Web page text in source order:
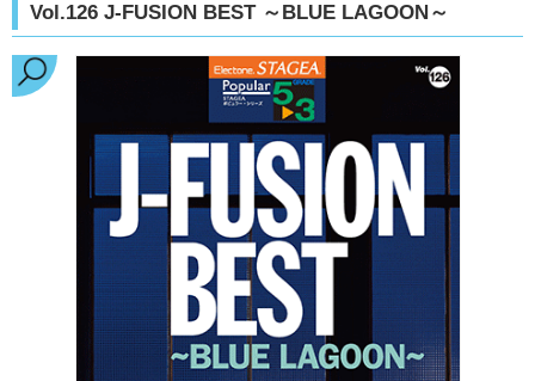
Vol.126 J-FUSION BEST ～BLUE LAGOON～